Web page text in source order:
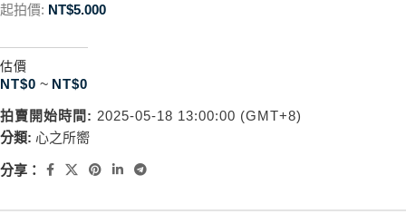
起拍價: NT$5.000
估價
NT$0 ~ NT$0
拍賣開始時間: 2025-05-18 13:00:00 (GMT+8)
分類: 心之所嚮
分享：